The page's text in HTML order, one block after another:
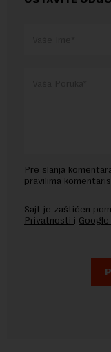
Pre slanja
pravilima
Sajt je zaštićen
Privatnosti i